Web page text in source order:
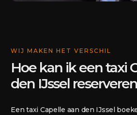
Een taxi Capelle aan den IJssel
WIJ MAKEN HET VERSCHIL
Hoe kan ik een taxi
den IJssel